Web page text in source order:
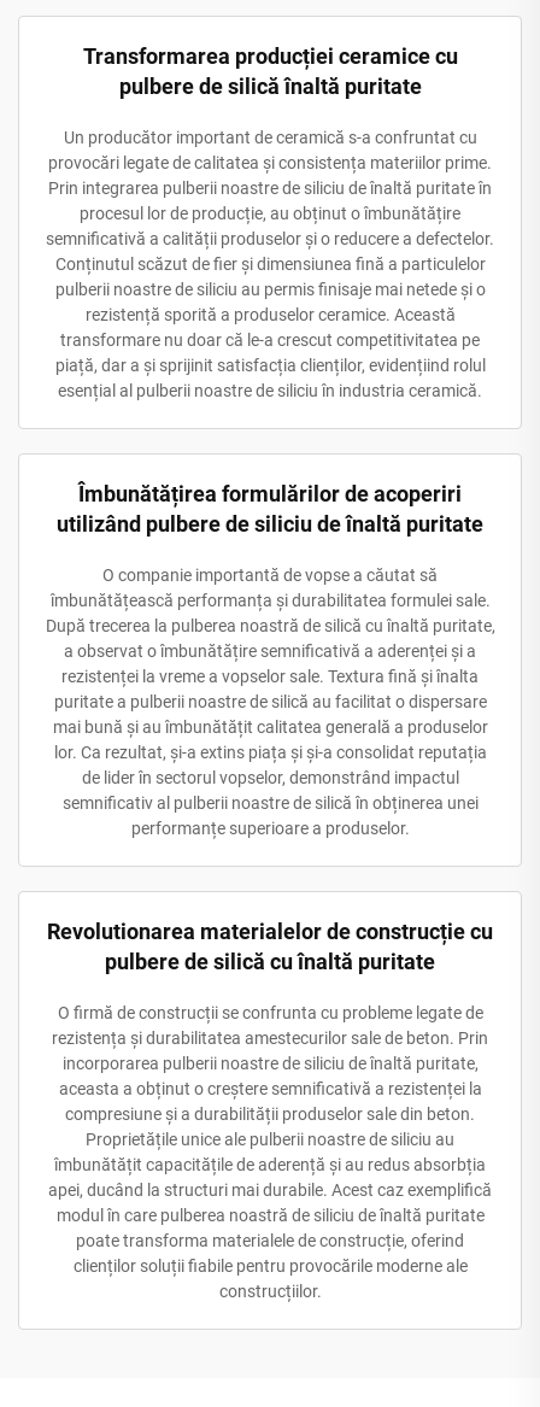
Transformarea producției ceramice cu
pulbere de silică înaltă puritate
Un producător important de ceramică s-a confruntat cu
provocări legate de calitatea și consistența materiilor prime.
Prin integrarea pulberii noastre de siliciu de înaltă puritate în
procesul lor de producție, au obținut o îmbunătățire
semnificativă a calității produselor și o reducere a defectelor.
Conținutul scăzut de fier și dimensiunea fină a particulelor
pulberii noastre de siliciu au permis finisaje mai netede și o
rezistență sporită a produselor ceramice. Această
transformare nu doar că le-a crescut competitivitatea pe
piață, dar a și sprijinit satisfacția clienților, evidențiind rolul
esențial al pulberii noastre de siliciu în industria ceramică.
Îmbunătățirea formulărilor de acoperiri
utilizând pulbere de siliciu de înaltă puritate
O companie importantă de vopse a căutat să
îmbunătățească performanța și durabilitatea formulei sale.
După trecerea la pulberea noastră de silică cu înaltă puritate,
a observat o îmbunătățire semnificativă a aderenței și a
rezistenței la vreme a vopselor sale. Textura fină și înalta
puritate a pulberii noastre de silică au facilitat o dispersare
mai bună și au îmbunătățit calitatea generală a produselor
lor. Ca rezultat, și-a extins piața și și-a consolidat reputația
de lider în sectorul vopselor, demonstrând impactul
semnificativ al pulberii noastre de silică în obținerea unei
performanțe superioare a produselor.
Revolutionarea materialelor de construcție cu
pulbere de silică cu înaltă puritate
O firmă de construcții se confrunta cu probleme legate de
rezistența și durabilitatea amestecurilor sale de beton. Prin
incorporarea pulberii noastre de siliciu de înaltă puritate,
aceasta a obținut o creștere semnificativă a rezistenței la
compresiune și a durabilității produselor sale din beton.
Proprietățile unice ale pulberii noastre de siliciu au
îmbunătățit capacitățile de aderență și au redus absorbția
apei, ducând la structuri mai durabile. Acest caz exemplifică
modul în care pulberea noastră de siliciu de înaltă puritate
poate transforma materialele de construcție, oferind
clienților soluții fiabile pentru provocările moderne ale
construcțiilor.